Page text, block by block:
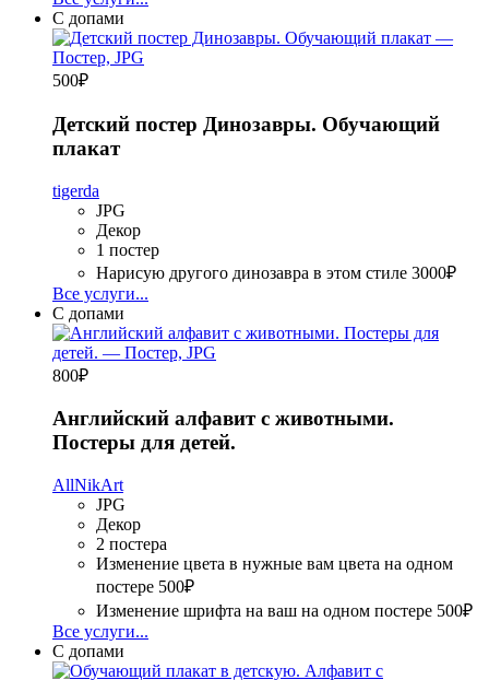
С допами
500₽
Детский постер Динозавры. Обучающий
плакат
tigerda
JPG
Декор
1 постер
Нарисую другого динозавра в этом стиле 3000₽
Все услуги...
С допами
800₽
Английский алфавит с животными.
Постеры для детей.
AllNikArt
JPG
Декор
2 постера
Изменение цвета в нужные вам цвета на одном
постере 500₽
Изменение шрифта на ваш на одном постере 500₽
Все услуги...
С допами